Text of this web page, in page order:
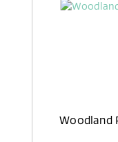
Woodland